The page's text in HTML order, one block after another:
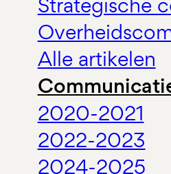
Alle artikelen
2020-2021
2022-2023
2024-2025